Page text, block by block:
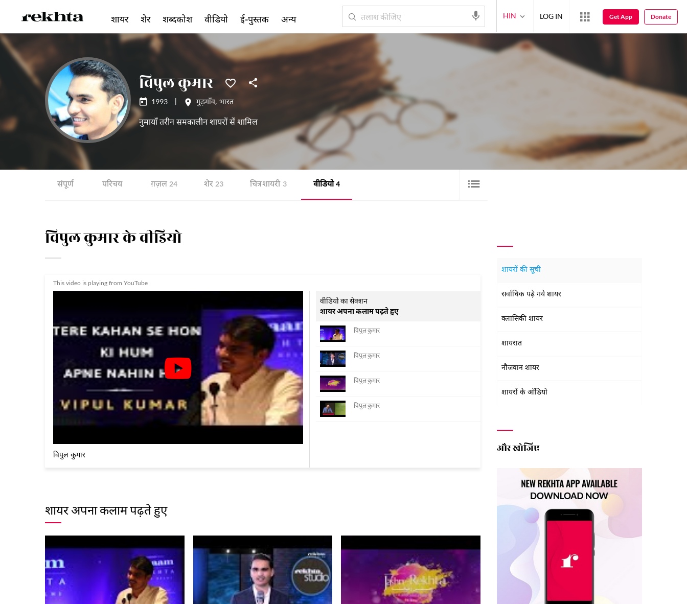
विपुल कुमार
1993 गुड़गाँव, भारत
नुमायाँ तरीन समकालीन शायरों सें शामिल
संपूर्ण परिचय ग़ज़ल 24 शेर 23 चित्र शायरी 3 वीडियो 4
विपुल कुमार के वीडियो
This video is playing from YouTube
विपुल कुमार
वीडियो का सेक्शन
शायर अपना कलाम पढ़ते हुए
विपुल कुमार
विपुल कुमार
विपुल कुमार
विपुल कुमार
शायर अपना कलाम पढ़ते हुए
शायरों की सूची
सर्वाधिक पढ़े गये शायर
क्लासिकी शायर
शायरात
नौजवान शायर
शायरों के ऑडियो
और खोजिए
शायर शेर शब्दकोश वीडियो ई-पुस्तक अन्य HIN LOG IN Get App Donate